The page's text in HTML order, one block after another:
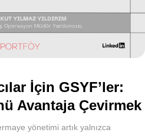
İçin GSYF’ler:
Avantaja Çevirmek
yönetimi artık yalnızca